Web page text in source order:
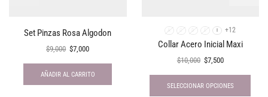
Set Pinzas Rosa Algodon
$9,000 $7,000
AÑADIR AL CARRITO
A C D E +12
Collar Acero Inicial Maxi
$10,000 $7,500
SELECCIONAR OPCIONES